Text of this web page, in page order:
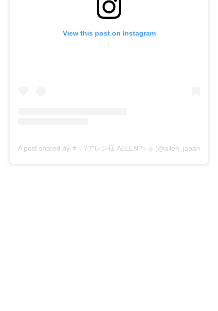
View this post on Instagram
A post shared by ⚜️✨?アレン様 ALLEN?✨⚜️